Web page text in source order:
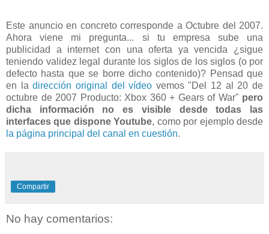
Este anuncio en concreto corresponde a Octubre del 2007.
Ahora viene mi pregunta... si tu empresa sube una
publicidad a internet con una oferta ya vencida ¿sigue
teniendo validez legal durante los siglos de los siglos (o por
defecto hasta que se borre dicho contenido)? Pensad que
en ladirección original del vídeo vemos"Del 12 al 20 de
octubre de 2007 Producto: Xbox 360 + Gears of War" pero
dicha información no es visible desde todas las
interfaces que dispone Youtube, como por ejemplo desde
la página principal del canal en cuestión.
Compartir
No hay comentarios: